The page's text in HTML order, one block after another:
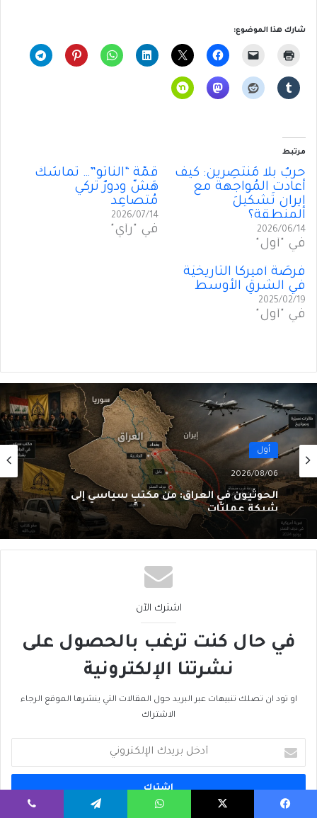
شارك هذا الموضوع:
مرتبط
حربٌ بلا مُنتَصِرين: كيف
أعادت المُواجهة مع
إيران تَشكيلَ
المنطقة؟
2026/06/14
في "أول"
قمّة “الناتو”… تماسُكٌ
هَشّ ودورٌ تركي
مُتصاعِد
2026/07/14
في "رأي"
فُرصَةُ أميركا التاريخيِّة
في الشرقِ الأوسط
2025/02/19
في "أول"
أول
2026/08/06
الحوثيون في العراق: من مكتبٍ سياسي إلى
شبكةِ عمليّات
اشترك الآن
في حال كنت ترغب بالحصول على
نشرتنا الإلكترونية
او تود ان تصلك تنبيهات عبر البريد حول المقالات التي ينشرها الموقع الرجاء
الاشتراك
بريدك
الإلكتروني